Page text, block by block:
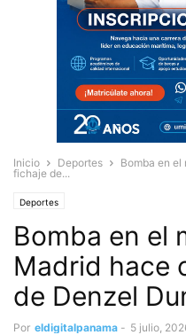
Inicio Deportes
Bomba en el
fichaje de...
Deportes
Bomba en el
Madrid hace
de Denzel
Por eldigitalpanama - 5 julio,